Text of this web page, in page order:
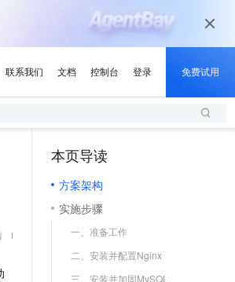
本页导读
方案架构
实施步骤
一、准备工作
二、安装并配置Nginx
三、安装并加固MySQL